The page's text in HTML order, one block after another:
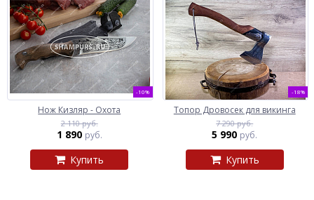
-10%
Нож Кизляр - Охота
2 110 руб.
1 890 руб.
Купить
-18%
Топор Дровосек для викинга
7 290 руб.
5 990 руб.
Купить